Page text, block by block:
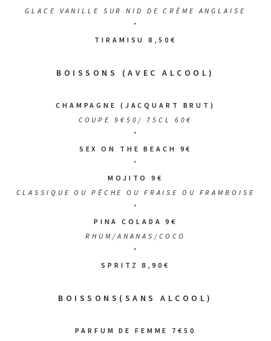
GLACE VANILLE SUR NID DE CRÈME ANGLAISE
*
TIRAMISU 8,50€
BOISSONS (AVEC ALCOOL)
CHAMPAGNE (JACQUART BRUT)
COUPE 9€50/ 75CL 60€
*
SEX ON THE BEACH 9€
*
MOJITO 9€
CLASSIQUE OU PÊCHE OU FRAISE OU FRAMBOISE
*
PINA COLADA 9€
RHUM/ANANAS/COCO
*
SPRITZ 8,90€
BOISSONS(SANS ALCOOL)
PARFUM DE FEMME 7€50